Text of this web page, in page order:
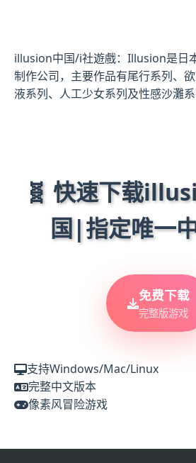
illusion中国/i社遊戲：Illusion是日
制作公司，主要作品有尾行系列、
液系列、人工少女系列及性感沙灘系
🧬 快速下载
国|指定唯一
免费下载
完整版游戏
支持Windows/Mac/Linux
完整中文版本
像素风冒险游戏